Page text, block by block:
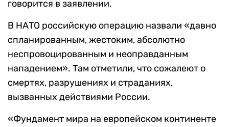
говорится в заявлении.
В НАТО российскую операцию назвали «давно
спланированным, жестоким, абсолютно
неспровоцированным и неоправданным
нападением». Там отметили, что сожалеют о
смертях, разрушениях и страданиях,
вызванных действиями России.
«Фундамент мира на европейском континенте